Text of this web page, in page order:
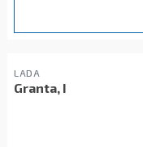
LADA
Granta, I